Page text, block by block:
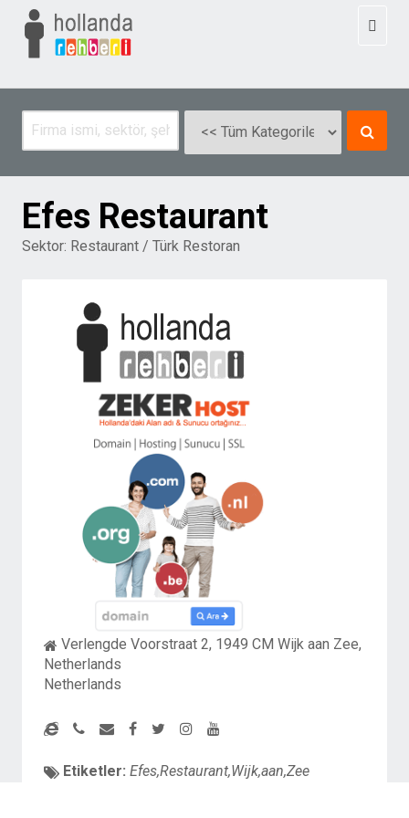
Efes Restaurant
Sektor: Restaurant / Türk Restoran
Verlengde Voorstraat 2, 1949 CM Wijk aan Zee,
Netherlands
Netherlands
Etiketler: Efes,Restaurant,Wijk,aan,Zee